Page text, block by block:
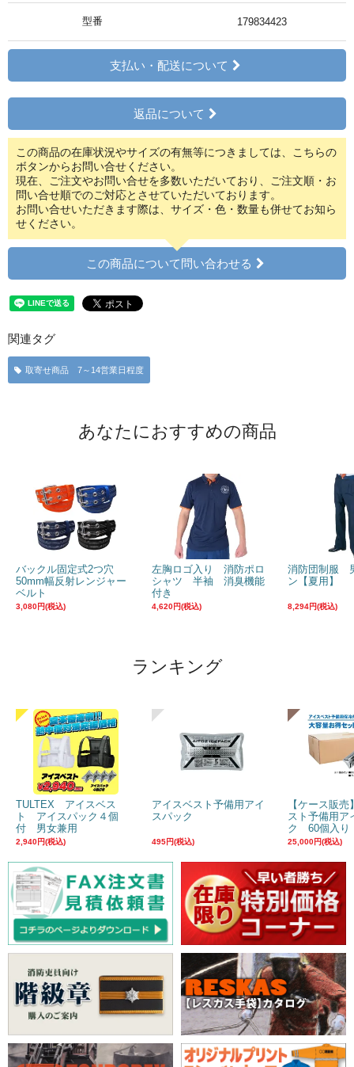
型番 179834423
支払い・配送について
返品について
この商品の在庫状況やサイズの有無等につきましては、こちらの
ボタンからお問い合せください。
現在、ご注文やお問い合せを多数いただいており、ご注文順・お
問い合せ順でのご対応とさせていただいております。
お問い合せいただきます際は、サイズ・色・数量も併せてお知ら
せください。
この商品について問い合わせる
関連タグ
取寄せ商品 7～14営業日程度
あなたにおすすめの商品
バックル固定式2つ穴
50mm幅反射レンジャー
ベルト
3,080円(税込)
左胸ロゴ入り 消防ポロ
シャツ 半袖 消臭機能
付き
4,620円(税込)
消防団制服
ン【夏用】
8,294円(税込)
ランキング
TULTEX アイスベス
ト アイスパック４個
付 男女兼用
2,940円(税込)
アイスベスト予備用アイ
スパック
495円(税込)
【ケース販
スト予備用ア
ク 60個入り
25,000円(税込)